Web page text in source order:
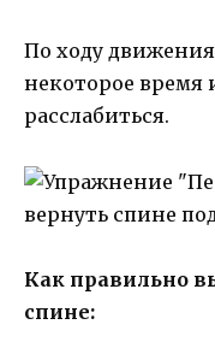
По ходу
некоторое время
расслабиться.
Как правильно
спине: